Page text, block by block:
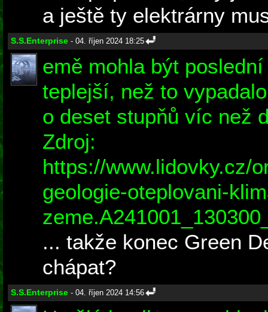
a ještě ty elektrárny
S.S.Enterprise - 04. říjen 2024 18:25
emě mohla být
teplejší, než to
o deset stupňů víc než
Zdroj:
https://www.lidovky.cz/
geologie-oteplovani-
... takže konec Green
chápat?
S.S.Enterprise - 04. říjen 2024 14:56